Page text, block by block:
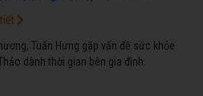
Tuấn Hưng gặp vấn đề sức khỏe
dành thời gian bên gia đình.